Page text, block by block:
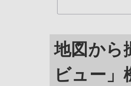
地図から
ビュー」